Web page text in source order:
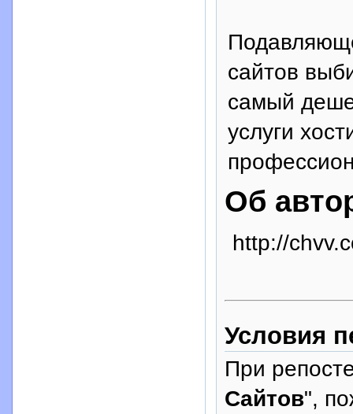
сайтов
самый
услуги
Об
http://
Условия
При
Сайтов",